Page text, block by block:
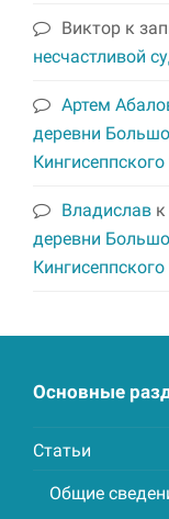
Виктор к
несчастливой
Артем
деревни
Владислав
деревни
Основные
Статьи
Общие